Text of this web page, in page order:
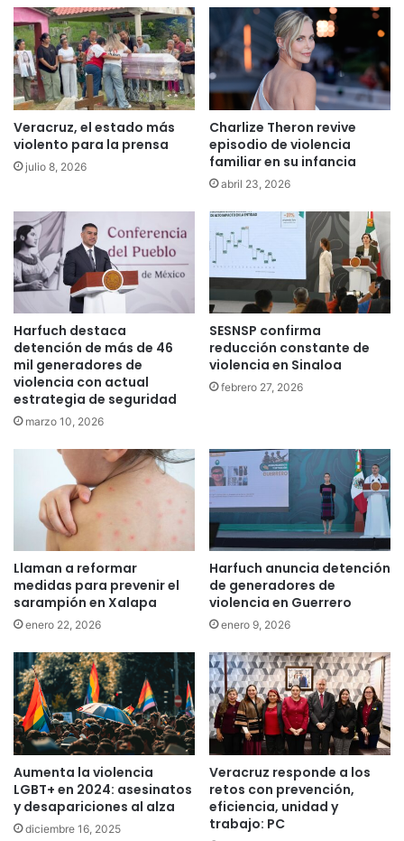
Veracruz, el estado más
violento para la prensa
julio 8, 2026
Charlize Theron revive
episodio de violencia
familiar en su infancia
abril 23, 2026
Harfuch destaca
detención de más de 46
mil generadores de
violencia con actual
estrategia de seguridad
marzo 10, 2026
SESNSP confirma
reducción constante de
violencia en Sinaloa
febrero 27, 2026
Llaman a reformar
medidas para prevenir el
sarampión en Xalapa
enero 22, 2026
Harfuch anuncia detención
de generadores de
violencia en Guerrero
enero 9, 2026
Aumenta la violencia
LGBT+ en 2024: asesinatos
y desapariciones al alza
diciembre 16, 2025
Veracruz responde a los
retos con prevención,
eficiencia, unidad y
trabajo: PC